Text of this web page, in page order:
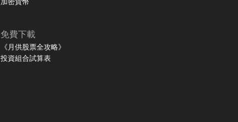
加密貨幣
免費下載
《月供股票全攻略》
投資組合試算表